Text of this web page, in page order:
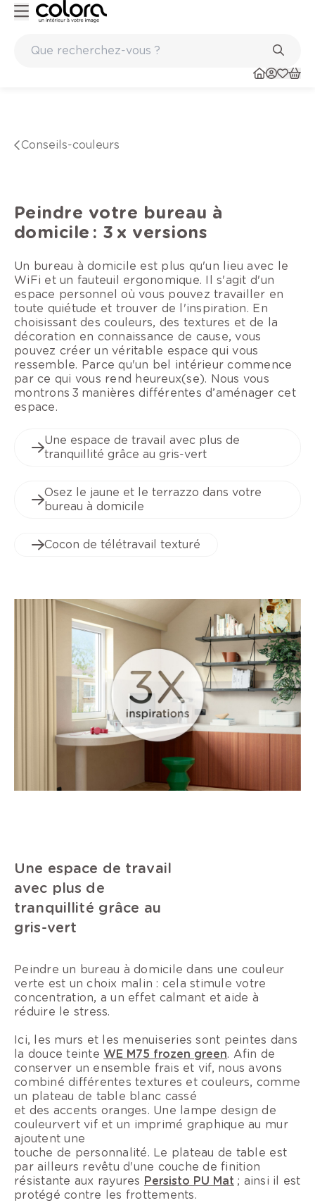
conseils-couleurs
Peindre votre bureau à
domicile : 3 x versions
Un bureau à domicile est plus qu'un lieu avec le
WiFi et un fauteuil ergonomique. Il s'agit d'un
espace personnel où vous pouvez travailler en
toute quiétude et trouver de l'inspiration. En
choisissant des couleurs, des textures et de la
décoration en connaissance de cause, vous
pouvez créer un véritable espace qui vous
ressemble. Parce qu'un bel intérieur commence
par ce qui vous rend heureux(se). Nous vous
montrons 3 manières différentes d’aménager cet
espace.
Une espace de travail avec plus de
tranquillité grâce au gris-vert
Osez le jaune et le terrazzo dans votre
bureau à domicile
Cocon de télétravail texturé
Une espace de travail
avec plus de
tranquillité grâce au
gris-vert
Peindre un bureau à domicile dans une couleur
verte est un choix malin : cela stimule votre
concentration, a un effet calmant et aide à
réduire le stress.
Ici, les murs et les menuiseries sont peintes dans
la douce teinte WE M75 frozen green. Afin de
conserver un ensemble frais et vif, nous avons
combiné différentes textures et couleurs, comme
un plateau de table blanc cassé
et des accents oranges. Une lampe design de
couleurvert vif et un imprimé graphique au mur
ajoutent une
touche de personnalité. Le plateau de table est
par ailleurs revêtu d'une couche de finition
résistante aux rayures Persisto PU Mat ; ainsi il est
protégé contre les frottements.